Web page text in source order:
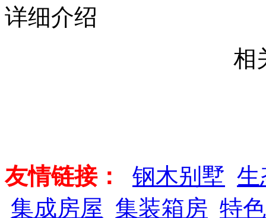
详细介绍
相
友情链接： 钢木别墅 生
集成房屋 集装箱房 特